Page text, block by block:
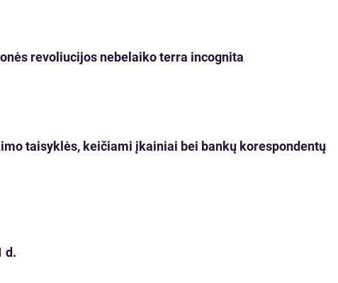
revoliucijos nebelaiko terra incognita
taisyklės, keičiami įkainiai bei bankų korespondentų
d.